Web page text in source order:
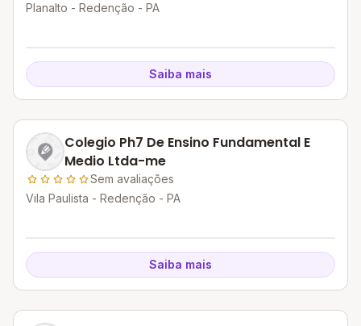
Planalto - Redenção - PA
Saiba mais
Colegio Ph7 De Ensino Fundamental E
Medio Ltda-me
Sem avaliações
Vila Paulista - Redenção - PA
Saiba mais